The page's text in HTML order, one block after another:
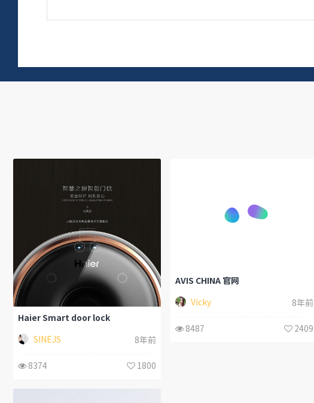
Haier Smart door lock
SINEJS
8年前
8374 1800
AVIS CHINA 官网
Vicky
8年前
8487 2409